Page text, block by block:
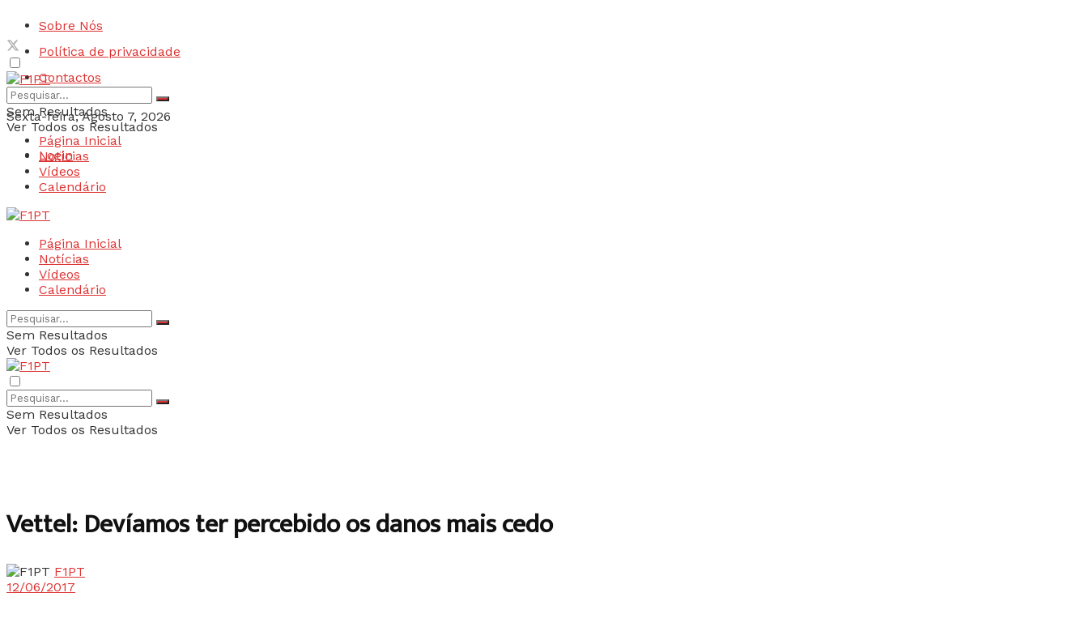
Sobre Nós
Política de privacidade
Contactos
Sexta-feira, Agosto 7, 2026
Login
Sem Resultados
Ver Todos os Resultados
Página Inicial
Notícias
Vídeos
Calendário
Página Inicial
Notícias
Vídeos
Calendário
Sem Resultados
Ver Todos os Resultados
Sem Resultados
Ver Todos os Resultados
Vettel: Devíamos ter percebido os danos mais cedo
F1PT
12/06/2017